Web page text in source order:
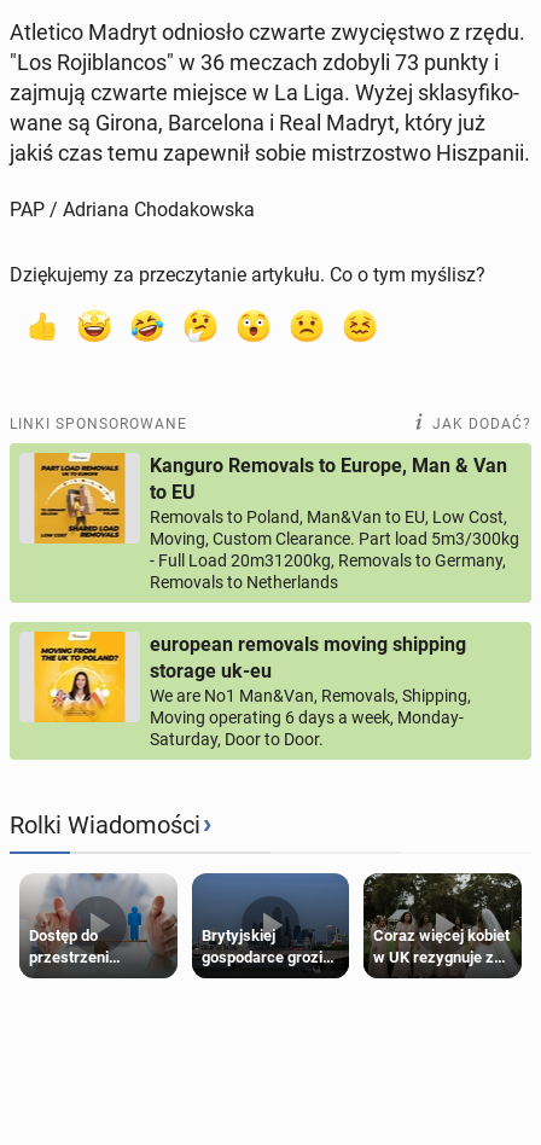
Atle­ti­co Madryt od­nio­sło czwarte zwy­cię­stwo z rzędu.
"Los Ro­ji­blan­cos" w 36 meczach zdobyli 73 punkty i
zajmują czwarte miejsce w La Liga. Wyżej skla­sy­fi­ko­
wa­ne są Girona, Bar­ce­lo­na i Real Madryt, który już
jakiś czas temu za­pew­nił sobie mi­strzo­stwo Hisz­pa­nii.
PAP / Adriana Chodakowska
Dziękujemy za przeczytanie artykułu. Co o tym myślisz?
LINKI SPONSOROWANE JAK DODAĆ?
Kanguro Removals to Europe, Man & Van
to EU
Removals to Poland, Man&Van to EU, Low Cost,
Moving, Custom Clearance. Part load 5m3/300kg
- Full Load 20m31200kg, Removals to Germany,
Removals to Netherlands
european removals moving shipping
storage uk-eu
We are No1 Man&Van, Removals, Shipping,
Moving operating 6 days a week, Monday-
Saturday, Door to Door.
Rolki Wiadomości›
Dostęp do
przestrzeni
przeznaczonych
Brytyjskiej
gospodarce grozi
recesja, jeśli
Coraz więcej kobiet
w UK rezygnuje z
roli druhny na